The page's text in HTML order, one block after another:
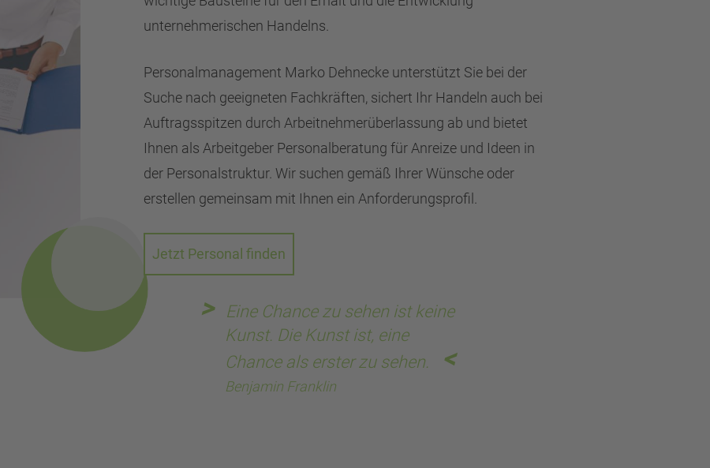
unternehmerischen Handelns.
Personalmanagement Marko Dehnecke unterstützt Sie bei der
Suche nach geeigneten Fachkräften, sichert Ihr Handeln auch bei
Auftragsspitzen durch Arbeitnehmerüberlassung ab und bietet
Ihnen als Arbeitgeber Personalberatung für Anreize und Ideen in
der Personalstruktur. Wir suchen gemäß Ihrer Wünsche oder
erstellen gemeinsam mit Ihnen ein Anforderungsprofil.
Jetzt Personal finden
Eine Chance zu sehen ist keine
Kunst. Die Kunst ist, eine
Chance als erster zu sehen.
Benjamin Franklin